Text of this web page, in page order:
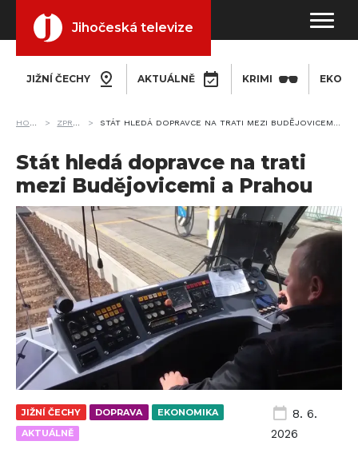
Jihočeská televize
JIŽNÍ ČECHY AKTUÁLNĚ KRIMI
HOME ZPRÁVY STÁT HLEDÁ DOPRAVCE NA TRATI MEZI BUDĚJOVICEMI A PRAHOU
Stát hledá dopravce na trati
mezi Budějovicemi a Prahou
JIŽNÍ ČECHY DOPRAVA
EKONOMIKA
AKTUÁLNĚ
8. 6.
2026